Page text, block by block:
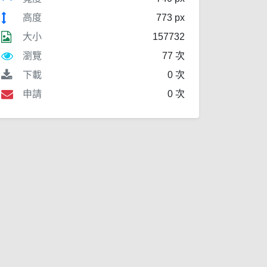
高度
773 px
大小
157732
瀏覽
77 次
下載
0 次
申請
0 次